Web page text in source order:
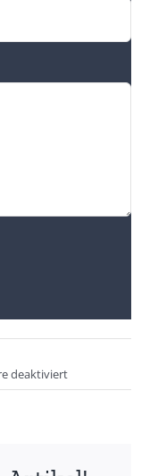
deaktiviertfür
Nachwuchscup